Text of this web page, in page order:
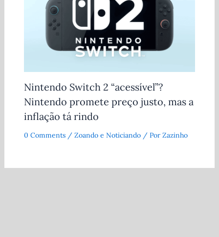
Nintendo Switch 2 “acessível”?
Nintendo promete preço justo, mas a
inflação tá rindo
0 Comments / Zoando e Noticiando/ Por Zazinho